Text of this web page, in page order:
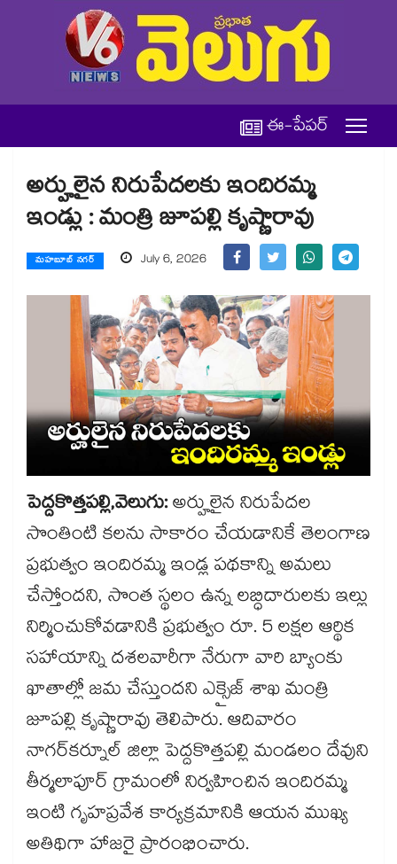
ఈ-పేపర్
అర్హులైన నిరుపేదలకు ఇందిరమ్మ
ఇండ్లు : మంత్రి జూపల్లి కృష్ణారావు
మహబూబ్ నగర్ July 6, 2026
పెద్దకొత్తపల్లి,వెలుగు:అర్హులైన నిరుపేదల
సొంతింటి కలను సాకారం చేయడానికే తెలంగాణ
ప్రభుత్వం ఇందిరమ్మ ఇండ్ల పథకాన్ని అమలు
చేస్తోందని, సొంత స్థలం ఉన్న లబ్ధిదారులకు ఇల్లు
నిర్మించుకోవడానికి ప్రభుత్వం రూ. 5 లక్షల ఆర్థిక
సహాయాన్ని దశలవారీగా నేరుగా వారి బ్యాంకు
ఖాతాల్లో జమ చేస్తుందని ఎక్సైజ్ శాఖ మంత్రి
జూపల్లి కృష్ణారావు తెలిపారు. ఆదివారం
నాగర్‌‌కర్నూల్ జిల్లా పెద్దకొత్తపల్లి మండలం దేవుని
తీర్మలాపూర్ గ్రామంలో నిర్వహించిన ఇందిరమ్మ
ఇంటి గృహప్రవేశ కార్యక్రమానికి ఆయన ముఖ్య
అతిథిగా హాజరై ప్రారంభించారు.